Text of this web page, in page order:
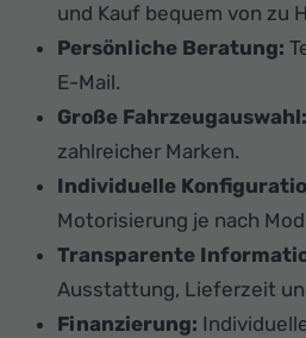
und Kauf bequem von zu
Persönliche Beratung:
E-Mail.
Große Fahrzeugauswahl:
zahlreicher Marken.
Individuelle
Motorisierung je nach
Transparente
Ausstattung, Lieferzeit
Finanzierung: